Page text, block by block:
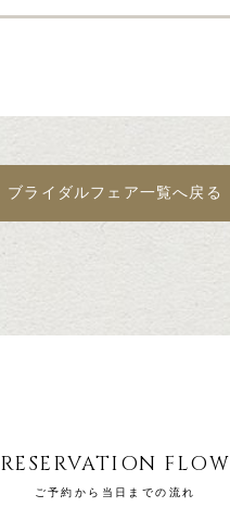
ブライダルフェア一覧へ戻る
RESERVATION FLOW
ご予約から当日までの流れ